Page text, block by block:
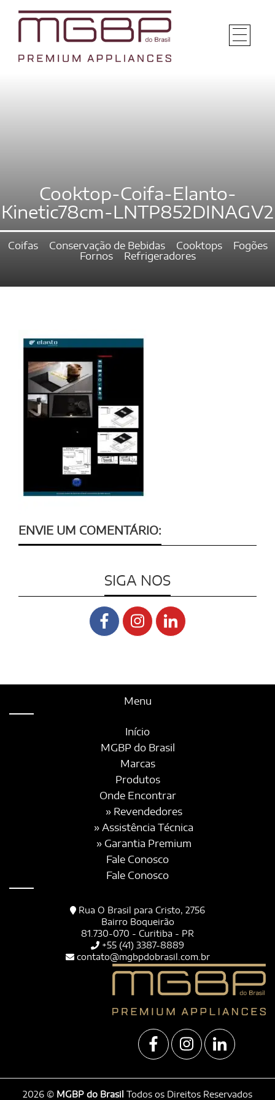
Cooktop-Coifa-Elanto-
Kinetic78cm-LNTP852DINAGV2
Coifas Conservação de Bebidas Cooktops
Fogões
Fornos
Refrigeradores
ENVIE UM COMENTÁRIO:
SIGA NOS
Menu
Início
MGBP do Brasil
Marcas
Produtos
Onde Encontrar
» Revendedores
» Assistência Técnica
» Garantia Premium
Fale Conosco
Fale Conosco
Rua O Brasil para Cristo, 2756
Bairro Boqueirão
81.730-070 - Curitiba - PR
+55 (41) 3387-8889
contato@mgbpdobrasil.com.br
2026 © MGBP do Brasil Todos os Direitos Reservados